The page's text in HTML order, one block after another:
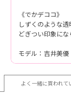
《でかデココ》
しずくのような
どぎつい印象に
モデル：吉井美優
よく一緒に買われて